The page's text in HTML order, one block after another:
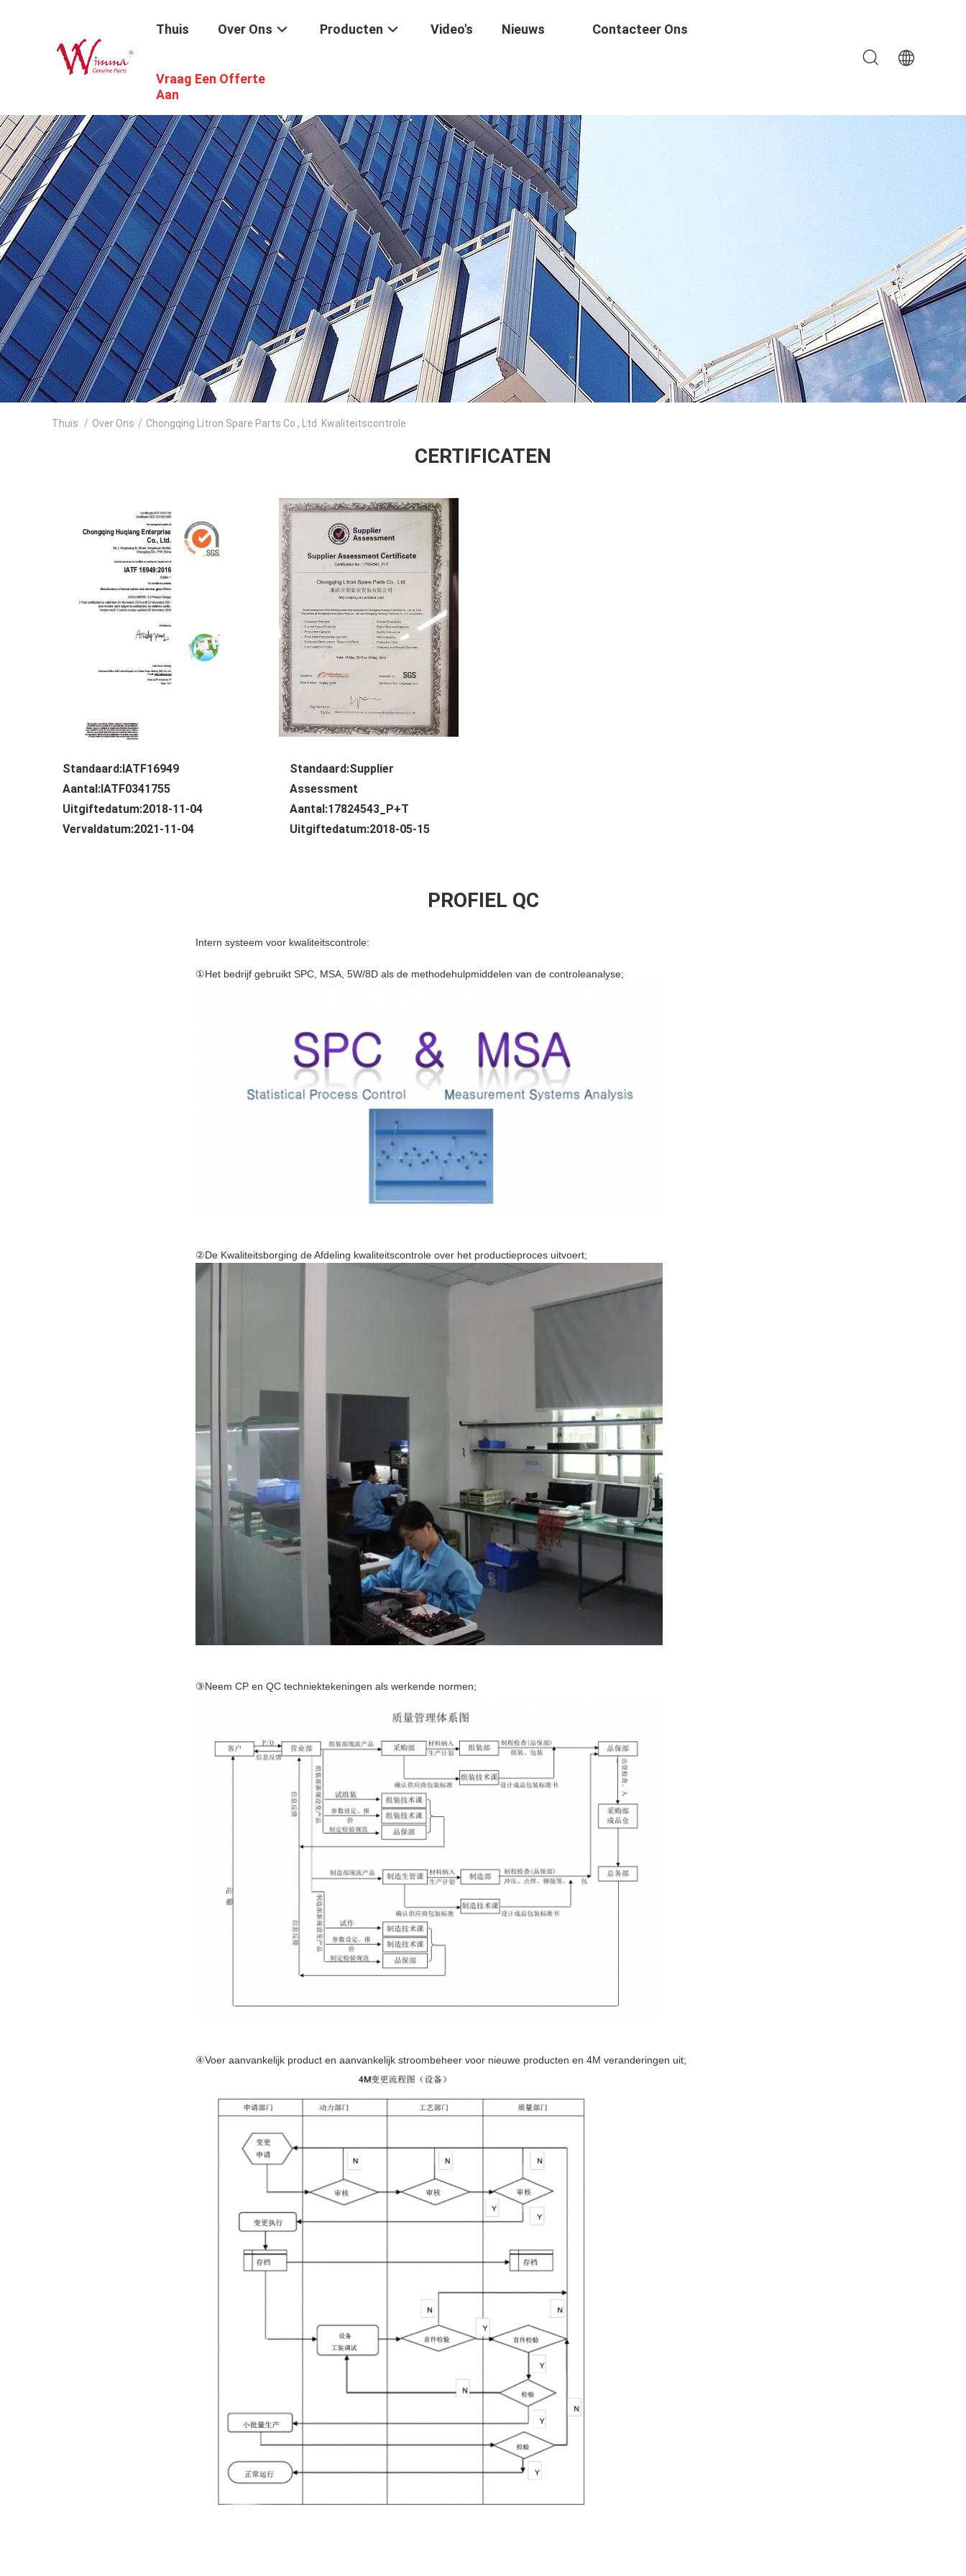
Thuis Over Ons Producten Video's Nieuws Contacteer Ons
Vraag Een Offerte
Aan
Thuis / Over Ons / Chongqing Litron Spare Parts Co., Ltd. Kwaliteitscontrole
CERTIFICATEN
Standaard:IATF16949
Aantal:IATF0341755
Uitgiftedatum:2018-11-04
Vervaldatum:2021-11-04
Standaard:Supplier
Assessment
Aantal:17824543_P+T
Uitgiftedatum:2018-05-15
PROFIEL QC
Intern systeem voor kwaliteitscontrole:
①Het bedrijf gebruikt SPC, MSA, 5W/8D als de methodehulpmiddelen van de controleanalyse;
②De Kwaliteitsborging de Afdeling kwaliteitscontrole over het productieproces uitvoert;
③Neem CP en QC techniektekeningen als werkende normen;
④Voer aanvankelijk product en aanvankelijk stroombeheer voor nieuwe producten en 4M veranderingen uit;